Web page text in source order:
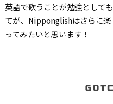
英語で歌うことが勉強としても
てが、Nipponglishはさらに
ってみたいと思います！